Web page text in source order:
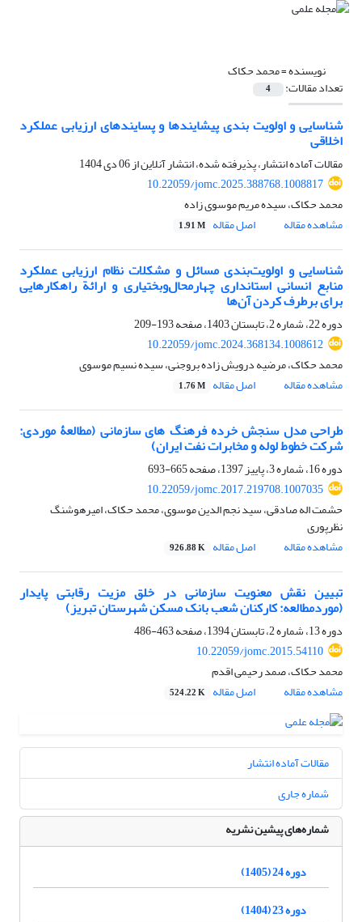
نویسنده =محمد حکاک
تعداد مقالات: 4
شناسایی و اولویت بندی پیشایندها و پسایندهای ارزیابی عملکرد
اخلاقی
مقالات آماده انتشار، پذیرفته شده، انتشار آنلاین از06 دی 1404
10.22059/jomc.2025.388768.1008817
محمد حکاک، سیده مریم موسوی زاده
مشاهده مقاله
اصل مقاله 1.91 M
شناسایی و اولویت‌بندی مسائل و مشکلات نظام ارزیابی عملکرد
منابع انسانی استانداری چهارمحال‌وبختیاری و ارائة راهکارهایی
برای برطرف کردن آن‌ها
دوره 22، شماره 2، تابستان 1403، صفحه
193-209
10.22059/jomc.2024.368134.1008612
محمد حکاک، مرضیه درویش زاده بروجنی، سیده نسیم موسوی
مشاهده مقاله
اصل مقاله 1.76 M
طراحی مدل سنجش خرده فرهنگ های سازمانی (مطالعۀ موردی:
شرکت خطوط لوله و مخابرات نفت ایران)
دوره 16، شماره 3، پاییز 1397، صفحه
665-693
10.22059/jomc.2017.219708.1007035
حشمت اله صادقی، سید نجم الدین موسوی، محمد حکاک، امیرهوشنگ
نظرپوری
مشاهده مقاله
اصل مقاله 926.88 K
تبیین نقش معنویت سازمانی در خلق مزیت رقابتی پایدار
(موردمطالعه: کارکنان شعب بانک مسکن شهرستان تبریز)
دوره 13، شماره 2، تابستان 1394، صفحه
463-486
10.22059/jomc.2015.54110
محمد حکاک، صمد رحیمی اقدم
مشاهده مقاله
اصل مقاله 524.22 K
مقالات آماده انتشار
شماره جاری
شماره‌های پیشین نشریه
دوره 24 (1405)
دوره 23 (1404)